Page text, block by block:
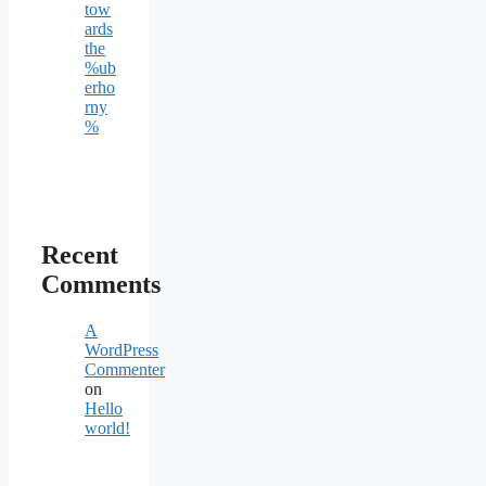
tow
ards
the
%ub
erho
rny
%
Recent
Comments
A
WordPress
Commenter
on
Hello
world!